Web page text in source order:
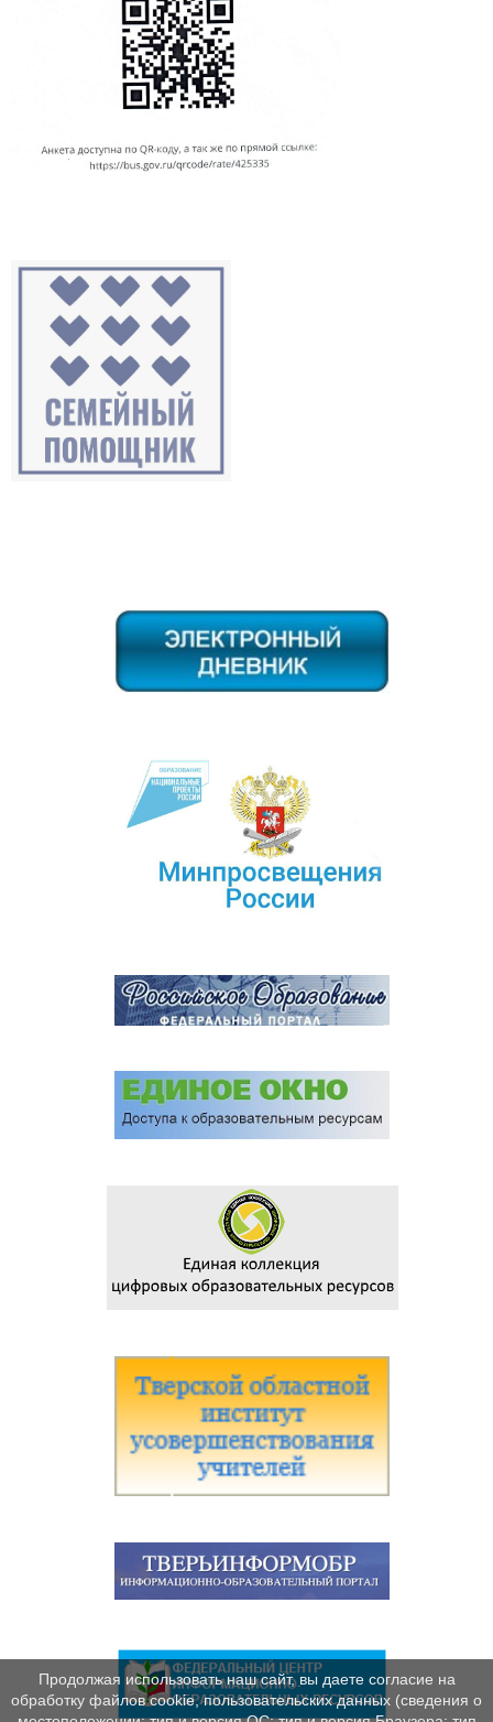
Продолжая использовать наш сайт, вы даете согласие на
обработку файлов cookie, пользовательских данных (сведения о